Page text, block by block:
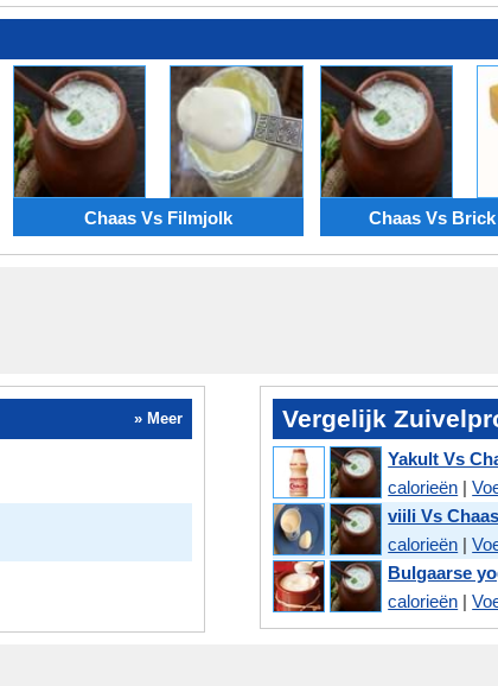
Chaas Vs Filmjolk Chaas Vs
» Meer Vergelijk
Yakult Vs
calorieën |
viili Vs Chaas
calorieën |
Bulgaarse
calorieën |